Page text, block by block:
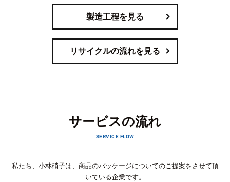
製造工程を見る
リサイクルの流れを見る
サービスの流れ
SERVICE FLOW
私たち、小林硝子は、商品のパッケージについてのご提案をさせて頂
いている企業です。